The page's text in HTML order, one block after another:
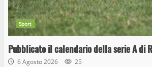
Sport
Pubblicato il calendario della serie A di
6 Agosto 2026 25